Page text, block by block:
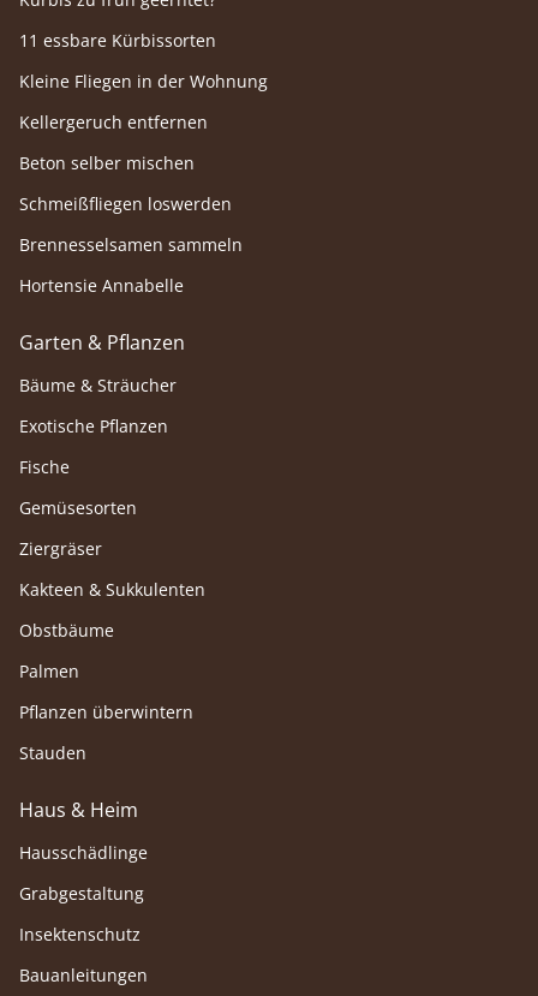
11 essbare Kürbissorten
Kleine Fliegen in der Wohnung
Kellergeruch entfernen
Beton selber mischen
Schmeißfliegen loswerden
Brennesselsamen sammeln
Hortensie Annabelle
Garten & Pflanzen
Bäume & Sträucher
Exotische Pflanzen
Fische
Gemüsesorten
Ziergräser
Kakteen & Sukkulenten
Obstbäume
Palmen
Pflanzen überwintern
Stauden
Haus & Heim
Hausschädlinge
Grabgestaltung
Insektenschutz
Bauanleitungen